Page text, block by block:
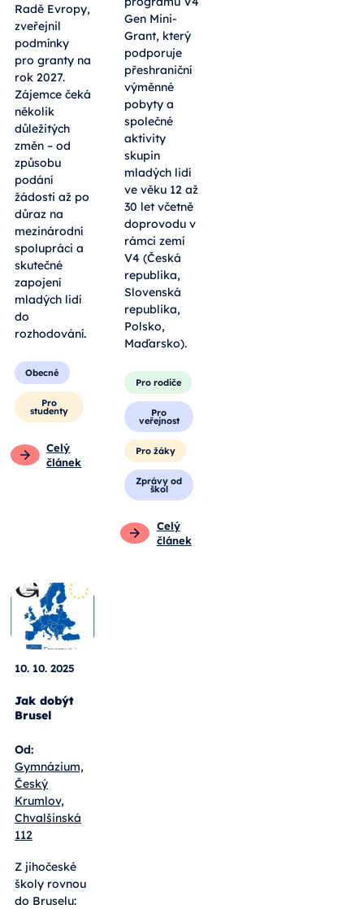
Radě Evropy,
zveřejnil
podmínky
pro granty na
rok 2027.
Zájemce čeká
několik
důležitých
změn – od
způsobu
podání
žádosti až po
důraz na
mezinárodní
spolupráci a
skutečné
zapojení
mladých lidí
do
rozhodování.
Obecné
Pro
studenty
Celý
článek
Gen Mini-
Grant, který
podporuje
přeshraniční
výměnné
pobyty a
společné
aktivity
skupin
mladých lidí
ve věku 12 až
30 let včetně
doprovodu v
rámci zemí
V4 (Česká
republika,
Slovenská
republika,
Polsko,
Maďarsko).
Pro rodiče
Pro
veřejnost
Pro žáky
Zprávy od
škol
Celý
článek
10. 10. 2025
Jak dobýt
Brusel
Od:
Gymnázium,
Český
Krumlov,
Chvalšinská
112
Z jihočeské
školy rovnou
do Bruselu: